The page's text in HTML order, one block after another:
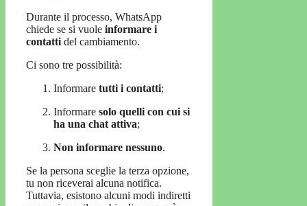
Durante il processo, WhatsApp
chiede se si vuole informare i
contatti del cambiamento.
Ci sono tre possibilità:
Informare tutti i contatti;
Informare solo quelli con cui si
ha una chat attiva;
Non informare nessuno.
Se la persona sceglie la terza opzione,
tu non riceverai alcuna notifica.
Tuttavia, esistono alcuni modi indiretti